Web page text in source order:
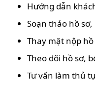
Hướng dẫn
Soạn thảo hồ
Thay mặt nộp
Theo dõi hồ sơ,
Tư vấn làm thủ